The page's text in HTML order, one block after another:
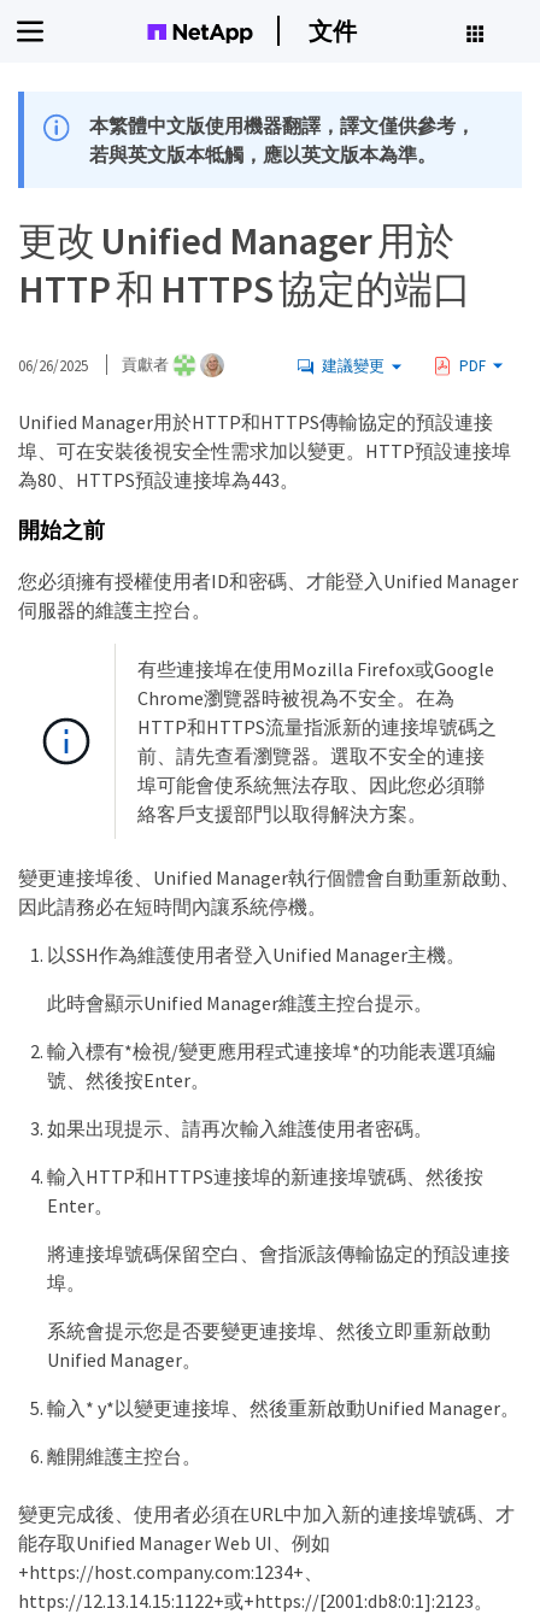
文件
本繁體中文版使用機器翻譯，譯文僅供參考，
若與英文版本牴觸，應以英文版本為準。
更改 Unified Manager 用於
HTTP 和 HTTPS 協定的端口
06/26/2025 貢獻者 建議變更 PDF
Unified Manager用於HTTP和HTTPS傳輸協定的預設連接
埠、可在安裝後視安全性需求加以變更。HTTP預設連接埠
為80、HTTPS預設連接埠為443。
開始之前
您必須擁有授權使用者ID和密碼、才能登入Unified Manager
伺服器的維護主控台。
有些連接埠在使用Mozilla Firefox或Google
Chrome瀏覽器時被視為不安全。在為
HTTP和HTTPS流量指派新的連接埠號碼之
前、請先查看瀏覽器。選取不安全的連接
埠可能會使系統無法存取、因此您必須聯
絡客戶支援部門以取得解決方案。
變更連接埠後、Unified Manager執行個體會自動重新啟動、
因此請務必在短時間內讓系統停機。
以SSH作為維護使用者登入Unified Manager主機。
此時會顯示Unified Manager維護主控台提示。
輸入標有*檢視/變更應用程式連接埠*的功能表選項編
號、然後按Enter。
如果出現提示、請再次輸入維護使用者密碼。
輸入HTTP和HTTPS連接埠的新連接埠號碼、然後按
Enter。
將連接埠號碼保留空白、會指派該傳輸協定的預設連接
埠。
系統會提示您是否要變更連接埠、然後立即重新啟動
Unified Manager。
輸入* y*以變更連接埠、然後重新啟動Unified Manager。
離開維護主控台。
變更完成後、使用者必須在URL中加入新的連接埠號碼、才
能存取Unified Manager Web UI、例如
+https://host.company.com:1234+、
https://12.13.14.15:1122+或+https://[2001:db8:0:1]:2123。